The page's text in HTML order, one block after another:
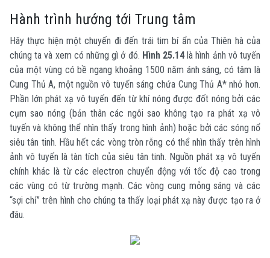
Hành trình hướng tới Trung tâm
Hãy thực hiện một chuyến đi đến trái tim bí ẩn của Thiên hà của
chúng ta và xem có những gì ở đó. Hình 25.14là hình ảnh vô tuyến
của một vùng có bề ngang khoảng 1500 năm ánh sáng, có tâm là
Cung Thủ A, một nguồn vô tuyến sáng chứa Cung Thủ A* nhỏ hơn.
Phần lớn phát xạ vô tuyến đến từ khí nóng được đốt nóng bởi các
cụm sao nóng (bản thân các ngôi sao không tạo ra phát xạ vô
tuyến và không thể nhìn thấy trong hình ảnh) hoặc bởi các sóng nổ
siêu tân tinh. Hầu hết các vòng tròn rỗng có thể nhìn thấy trên hình
ảnh vô tuyến là tàn tích của siêu tân tinh. Nguồn phát xạ vô tuyến
chính khác là từ các electron chuyển động với tốc độ cao trong
các vùng có từ trường mạnh. Các vòng cung mỏng sáng và các
“sợi chỉ” trên hình cho chúng ta thấy loại phát xạ này được tạo ra ở
đâu.